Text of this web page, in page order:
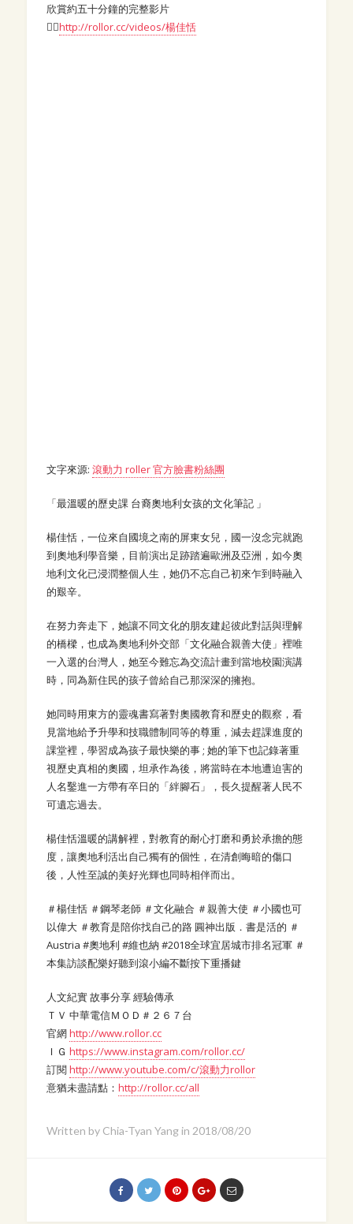
欣賞約五十分鐘的完整影片
👉🏻http://rollor.cc/videos/楊佳恬
文字來源: 滾動力 roller 官方臉書粉絲團
「最溫暖的歷史課 台裔奧地利女孩的文化筆記 」
楊佳恬，一位來自國境之南的屏東女兒，國一沒念完就跑
到奧地利學音樂，目前演出足跡踏遍歐洲及亞洲，如今奧
地利文化已浸潤整個人生，她仍不忘自己初來乍到時融入
的艱辛。
在努力奔走下，她讓不同文化的朋友建起彼此對話與理解
的橋樑，也成為奧地利外交部「文化融合親善大使」裡唯
一入選的台灣人，她至今難忘為交流計畫到當地校園演講
時，同為新住民的孩子曾給自己那深深的擁抱。
她同時用東方的靈魂書寫著對奧國教育和歷史的觀察，看
見當地給予升學和技職體制同等的尊重，減去趕課進度的
課堂裡，學習成為孩子最快樂的事 ; 她的筆下也記錄著重
視歷史真相的奧國，坦承作為後，將當時在本地遭迫害的
人名鑿進一方帶有卒日的「絆腳石」，長久提醒著人民不
可遺忘過去。
楊佳恬溫暖的講解裡，對教育的耐心打磨和勇於承擔的態
度，讓奧地利活出自己獨有的個性，在清創晦暗的傷口
後，人性至誠的美好光輝也同時相伴而出。
＃楊佳恬 ＃鋼琴老師 ＃文化融合 ＃親善大使 ＃小國也可
以偉大 ＃教育是陪你找自己的路 圓神出版．書是活的 ＃
Austria #奧地利 #維也納 #2018全球宜居城市排名冠軍 ＃
本集訪談配樂好聽到滾小編不斷按下重播鍵
人文紀實 故事分享 經驗傳承
ＴＶ 中華電信ＭＯＤ＃２６７台
官網http://www.rollor.cc
ＩＧ https://www.instagram.com/rollor.cc/
訂閱http://www.youtube.com/c/滾動力rollor
意猶未盡請點： http://rollor.cc/all
Written by Chia-Tyan Yang in 2018/08/20